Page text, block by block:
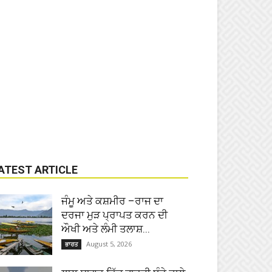
ARTICLE
ਜੰਮੂ ਅਤੇ ਕਸ਼ਮੀਰ –ਰਾਜ ਦਾ
ਦਰਜਾ ਮੁੜ ਪ੍ਰਾਪਤ ਕਰਨ ਦੀ
ਔਖੀ ਅਤੇ ਲੰਮੀ ਤਲਾਸ਼...
ਭਾਰਤ August 5, 2026